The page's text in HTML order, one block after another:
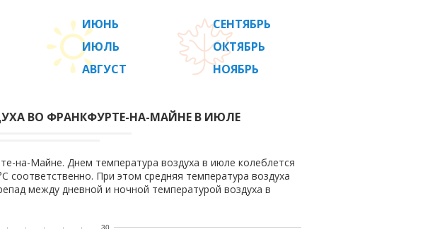
ИЮНЬ
ИЮЛЬ
АВГУСТ
СЕНТЯБРЬ
ОКТЯБРЬ
НОЯБРЬ
ВО ФРАНКФУРТЕ-НА-МАЙНЕ В ИЮЛЕ
на-Майне. Днем температура воздуха в июле колеблется
соответственно. При этом средняя температура воздуха
между дневной и ночной температурой воздуха в
30